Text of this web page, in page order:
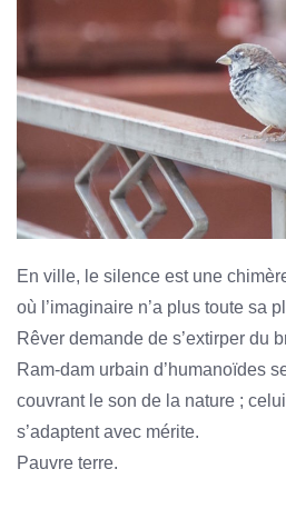
En ville, le silence est une
où l’imaginaire n’a plus toute sa
Rêver demande de s’extirper du
Ram-dam urbain d’humanoïdes
couvrant le son de la nature ;
s’adaptent avec mérite.
Pauvre terre.